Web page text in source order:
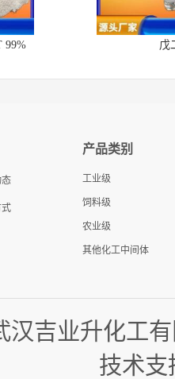
99% 戊
态
产品类别
工业级
饲料级
农业级
其他化工中间体
汉吉业升化工
技术